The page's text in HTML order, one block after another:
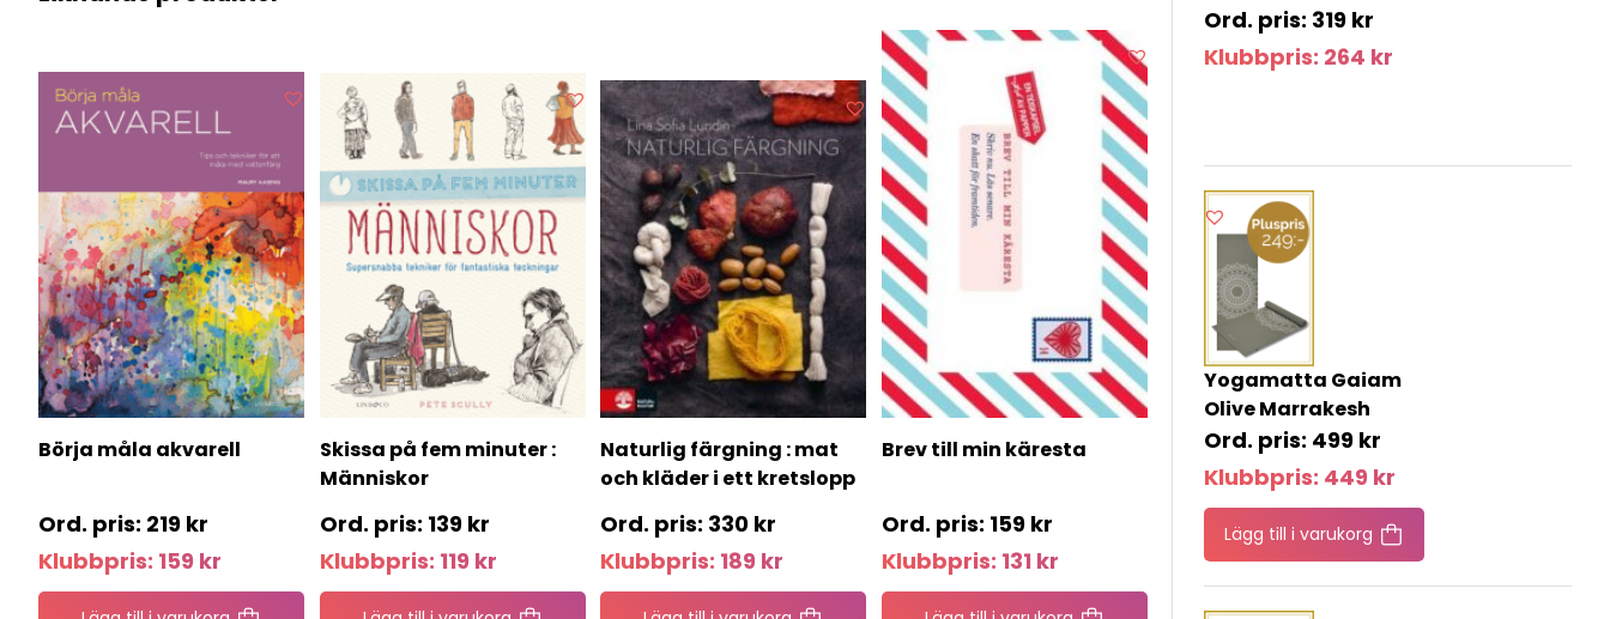
Börja måla akvarell
219 kr
Klubbpris: 159 kr
Skissa på fem minuter :
Människor
139 kr
Klubbpris: 119 kr
Naturlig färgning : mat
och kläder i ett kretslopp
330 kr
Klubbpris: 189 kr
Brev till min käresta
159 kr
Klubbpris: 131 kr
319 kr
Klubbpris: 264 kr
Yogamatta Gaiam
Olive Marrakesh
499 kr
Klubbpris: 449 kr
Lägg till i varukorg